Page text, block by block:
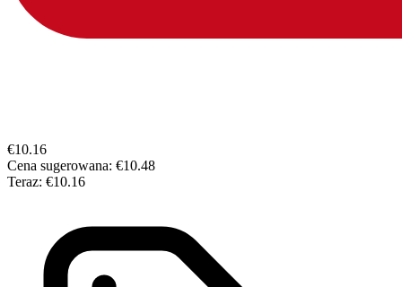
€10.16
Cena sugerowana: €10.48
Teraz: €10.16